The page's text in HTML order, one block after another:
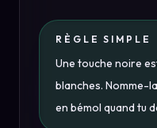
RÈGLE SIMPLE
Une touche noire
blanches. Nomme-
en bémol quand tu